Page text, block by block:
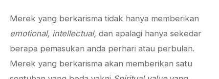
Merek yang berkarisma tidak hanya memberikan
emotional, intellectual, dan apalagi hanya sekedar
berapa pemasukan anda perhari atau perbulan.
Merek yang berkarisma akan memberikan satu